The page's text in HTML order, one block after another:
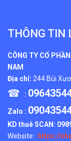
THÔNG TIN
CÔNG TY CỔ
NAM
Địa chỉ: 244 Bùi
☎ :
Zalo :
KD thuê SCAN:
Website : https://